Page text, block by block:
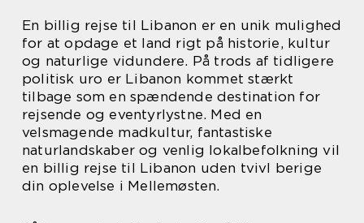
En billig rejse til Libanon er en unik mulighed
for at opdage et land rigt på historie, kultur
og naturlige vidundere. På trods af tidligere
politisk uro er Libanon kommet stærkt
tilbage som en spændende destination for
rejsende og eventyrlystne. Med en
velsmagende madkultur, fantastiske
naturlandskaber og venlig lokalbefolkning vil
en billig rejse til Libanon uden tvivl berige
din oplevelse i Mellemøsten.